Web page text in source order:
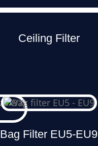
Ceiling Filter
Bag Filter EU5-EU9